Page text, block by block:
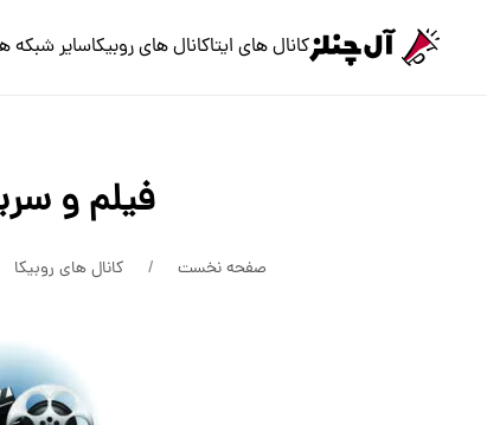
کانال های ایتاکانال های روبیکاسایر شبکه
فیلم و
صفحه نخست کانال های روبیکا